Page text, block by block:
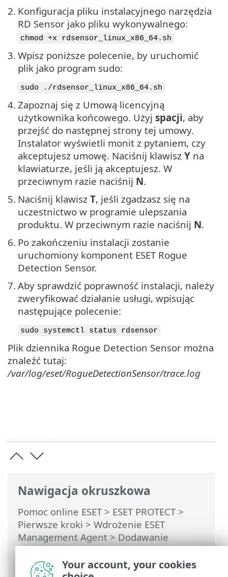
Nawigacja okruszkowa
Pomoc online ESET> ESET PROTECT>
Pierwsze kroki > Wdrożenie ESET
Management Agent>Dodawanie
komputerów przy użyciu narzędzia RD
Sensor> Instalacja narzędzia RD Sensor
2. Konfiguracja pliku instalacyjnego narzędzia
RD Sensor jako pliku wykonywalnego:
chmod +x rdsensor_linux_x86_64.sh
3. Wpisz poniższe polecenie, by uruchomić
plik jako program sudo:
sudo ./rdsensor_linux_x86_64.sh
4. Zapoznaj się z Umową licencyjną
użytkownika końcowego. Użyj spacji, aby
przejść do następnej strony tej umowy.
Instalator wyświetli monit z pytaniem, czy
akceptujesz umowę. Naciśnij klawisz Y na
klawiaturze, jeśli ją akceptujesz. W
przeciwnym razie naciśnij N.
5. Naciśnij klawisz T, jeśli zgadzasz się na
uczestnictwo w programie ulepszania
produktu. W przeciwnym razie naciśnij N.
6. Po zakończeniu instalacji zostanie
uruchomiony komponent ESET Rogue
Detection Sensor.
7. Aby sprawdzić poprawność instalacji, należy
zweryfikować działanie usługi, wpisując
następujące polecenie:
sudo systemctl status rdsensor
Plik dziennika Rogue Detection Sensor można
znaleźć tutaj:
/var/log/eset/RogueDetectionSensor/trace.log
Your account, your cookies